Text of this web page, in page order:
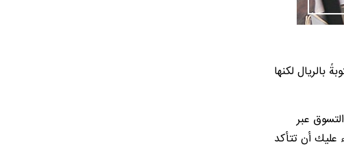
بالريال لكنها
عبر
عليك أن تتأكد